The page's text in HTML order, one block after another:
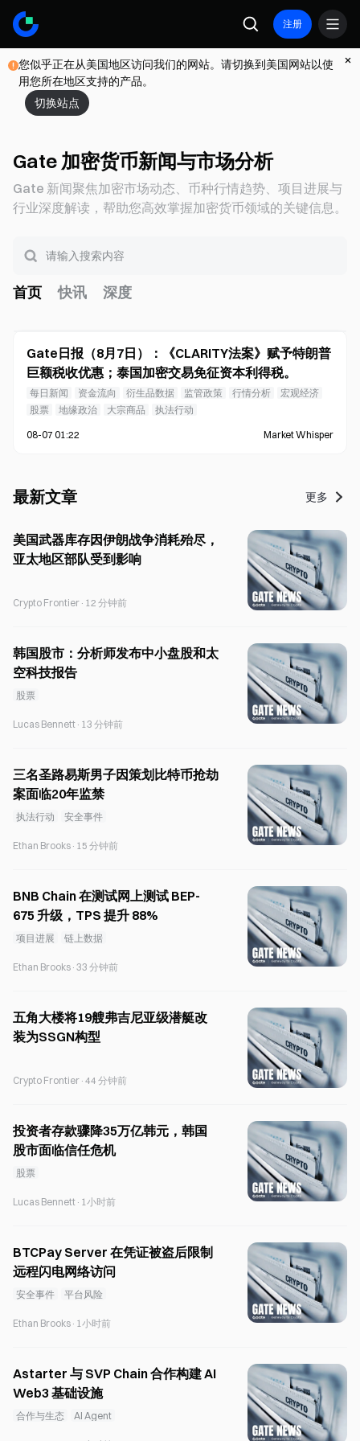
注册
您似乎正在从美国地区访问我们的网站。请切换到美国网站以使
用您所在地区支持的产品。
切换站点
Gate 加密货币新闻与市场分析
Gate 新闻聚焦加密市场动态、币种行情趋势、项目进展与
行业深度解读，帮助您高效掌握加密货币领域的关键信息。
首页 快讯 深度
Gate日报（8月7日）：《CLARITY法案》赋予特朗普
巨额税收优惠；泰国加密交易免征资本利得税。
每日新闻 资金流向 衍生品数据 监管政策 行情分析
宏观经济
股票
地缘政治 大宗商品 执法行动
08-07 01:22 Market Whisper
最新文章 更多
美国武器库存因伊朗战争消耗殆尽，
亚太地区部队受到影响
Crypto Frontier · 12 分钟前
韩国股市：分析师发布中小盘股和太
空科技报告
股票
Lucas Bennett · 13 分钟前
三名圣路易斯男子因策划比特币抢劫
案面临20年监禁
执法行动 安全事件
Ethan Brooks · 15 分钟前
BNB Chain 在测试网上测试 BEP-
675 升级，TPS 提升 88%
项目进展 链上数据
Ethan Brooks · 33 分钟前
五角大楼将19艘弗吉尼亚级潜艇改
装为SSGN构型
Crypto Frontier · 44 分钟前
投资者存款骤降35万亿韩元，韩国
股市面临信任危机
股票
Lucas Bennett · 1小时前
BTCPay Server 在凭证被盗后限制
远程闪电网络访问
安全事件 平台风险
Ethan Brooks · 1小时前
Astarter 与 SVP Chain 合作构建 AI
Web3 基础设施
合作与生态 AI Agent